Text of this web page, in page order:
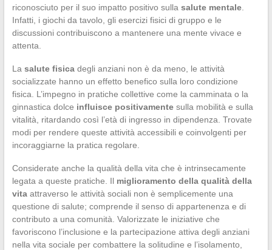
riconosciuto per il suo impatto positivo sulla salute mentale.
Infatti, i giochi da tavolo, gli esercizi fisici di gruppo e le
discussioni contribuiscono a mantenere una mente vivace e
attenta.
La salute fisicadegli anziani non è da meno, le attività
socializzate hanno un effetto benefico sulla loro condizione
fisica. L’impegno in pratiche collettive come la camminata o la
ginnastica dolce influisce positivamentesulla mobilità e sulla
vitalità, ritardando così l’età di ingresso in dipendenza. Trovate
modi per rendere queste attività accessibili e coinvolgenti per
incoraggiarne la pratica regolare.
Considerate anche la qualità della vita che è intrinsecamente
legata a queste pratiche. Il miglioramento della qualità della
vitaattraverso le attività sociali non è semplicemente una
questione di salute; comprende il senso di appartenenza e di
contributo a una comunità. Valorizzate le iniziative che
favoriscono l’inclusione e la partecipazione attiva degli anziani
nella vita sociale per combattere la solitudine e l’isolamento,